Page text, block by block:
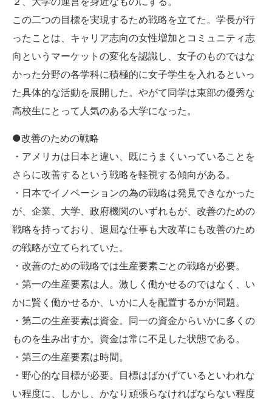
この二つの目標を実現するため戦略を立てた。学長が行
ったことは、キャリア志向の女性増加とコミュニティ志
向というマーケットの変化を認識し、女子のものではな
かった分野の各学科に積極的に女子学生を入れるといっ
た具体的な活動を展開した。やがて同学は東部の優秀な
高校生にとって人気のある大学になった。
●改善のための戦略
・アメリカは日本と違い、既にうまくいっていることを
さらに改善するという戦略を軽視する傾向がある。
・日本でイノベーションの為の戦略は発見できなかった
が、企業、大学、政府機関のいずれもが、改善のための
戦略を持っており、退屈な仕事も大改革にも改善のため
の戦略が立てられていた。
・改善のための戦略では生産要素ごとの戦略が必要。
・第一の生産要素は人。激しく働かせるのではなく、い
かに賢く働かせるか、いかに人を配置するかが問題。
・第二の生産要素は資金。同一の資金からいかに多くの
ものを生み出すか。資金は常に不足した状態である。
・第三の生産要素は時間。
・野心的な目標が必要。目標はばかげているといわれな
い程度に、しかし、かなり頑張らなければならない程度